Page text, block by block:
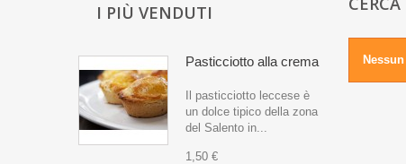
I PIÙ VENDUTI
Pasticciotto alla crema
Il pasticciotto leccese è
un dolce tipico della zona
del Salento in...
1,50 €